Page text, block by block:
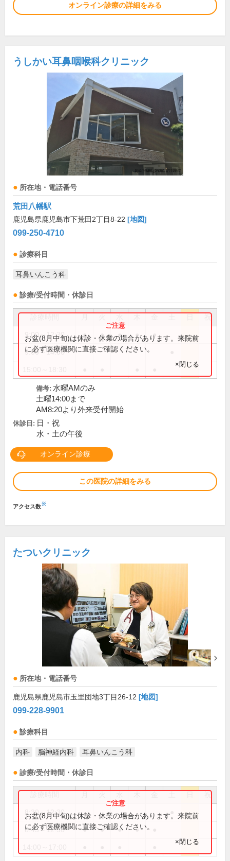
オンライン診療の詳細をみる
うしかい耳鼻咽喉科クリニック
所在地・電話番号
荒田八幡駅
鹿児島県鹿児島市下荒田2丁目8-22 [地図]
099-250-4710
診療科目
耳鼻いんこう科
診療/受付時間・休診日
祝
9:00～12:30 ● ● ● ● ●
9:00～14:00
お盆(8月中旬)は休診・休業の場合があります。来院前
に必ず医療機関に直接ご確認ください。
×閉じる
備考: 水曜AMのみ
土曜14:00まで
AM8:20より外来受付開始
休診日: 日・祝
水・土の午後
オンライン診療
この医院の詳細をみる
アクセス数※
たついクリニック
所在地・電話番号
鹿児島県鹿児島市玉里団地3丁目26-12 [地図]
099-228-9901
診療科目
内科 脳神経内科 耳鼻いんこう科
診療/受付時間・休診日
祝
8:30～12:30
8:45～12:30 ● ● ● ●
お盆(8月中旬)は休診・休業の場合があります。来院前
に必ず医療機関に直接ご確認ください。
×閉じる